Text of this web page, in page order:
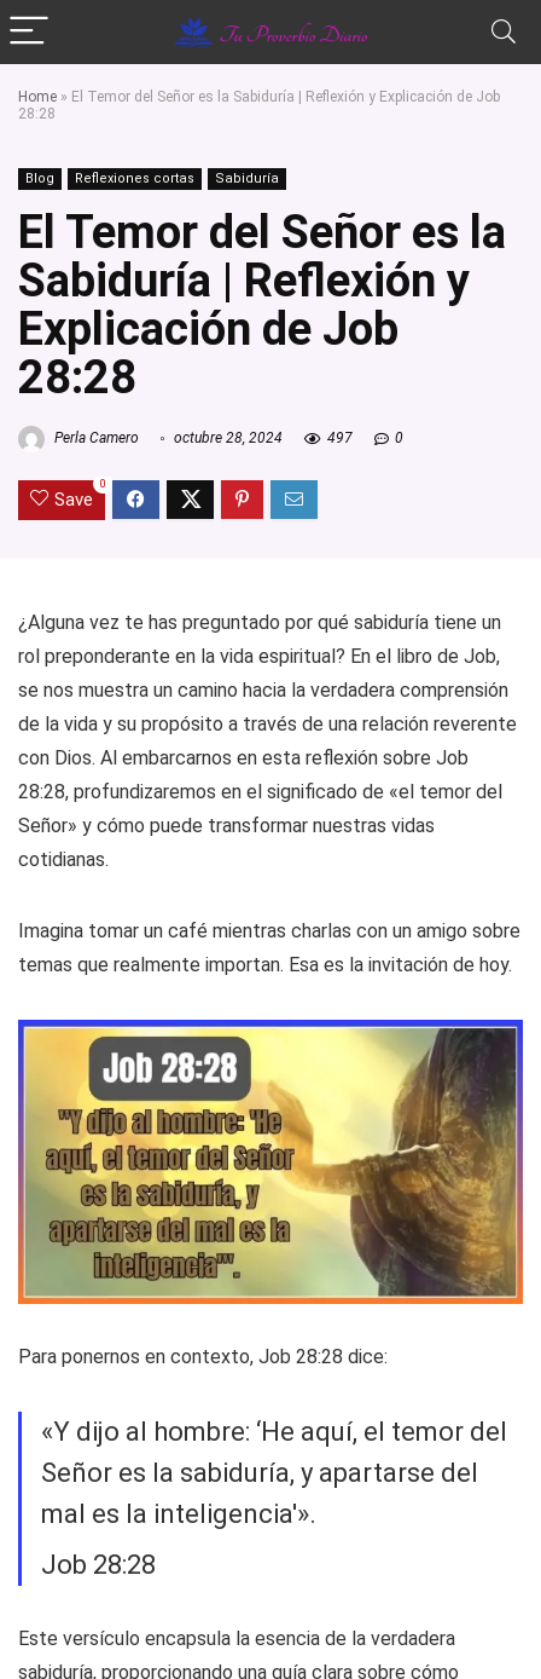
Home » El Temor del Señor es la Sabiduría | Reflexión y Explicación de Job
28:28
Blog Reflexiones cortas Sabiduría
El Temor del Señor es la
Sabiduría | Reflexión y
Explicación de Job
28:28
Perla Camero octubre 28, 2024 497 0
Save
0
¿Alguna vez te has preguntado por qué sabiduría tiene un
rol preponderante en la vida espiritual? En el libro de Job,
se nos muestra un camino hacia la verdadera comprensión
de la vida y su propósito a través de una relación reverente
con Dios. Al embarcarnos en esta reflexión sobre Job
28:28, profundizaremos en el significado de «el temor del
Señor» y cómo puede transformar nuestras vidas
cotidianas.
Imagina tomar un café mientras charlas con un amigo sobre
temas que realmente importan. Esa es la invitación de hoy.
Para ponernos en contexto, Job 28:28 dice:
«Y dijo al hombre: ‘He aquí, el temor del
Señor es la sabiduría, y apartarse del
mal es la inteligencia'».
Job 28:28
Este versículo encapsula la esencia de la verdadera
sabiduría, proporcionando una guía clara sobre cómo